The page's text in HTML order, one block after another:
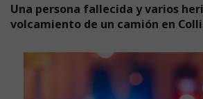
Una persona fallecida y varios
volcamiento de un camión en